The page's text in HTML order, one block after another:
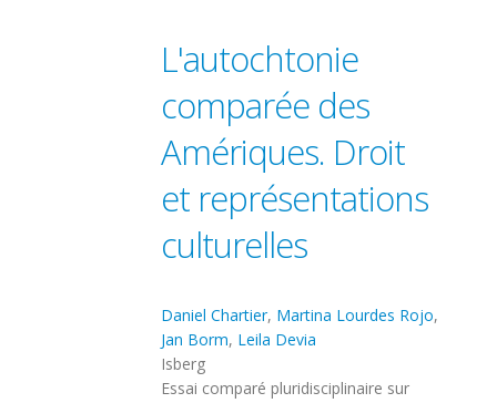
L'autochtonie
comparée des
Amériques. Droit
et représentations
culturelles
Daniel Chartier, Martina Lourdes Rojo,
Jan Borm, Leila Devia
Isberg
Essai comparé pluridisciplinaire sur